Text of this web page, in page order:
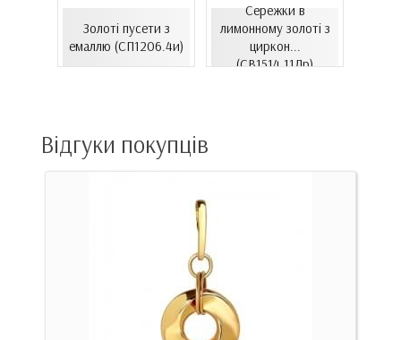
Золоті пусети з
емаллю (СП1206.4и)
Сережки в
лимонному золоті з
циркон...
(СВ1514.11Лр)
Відгуки покупців